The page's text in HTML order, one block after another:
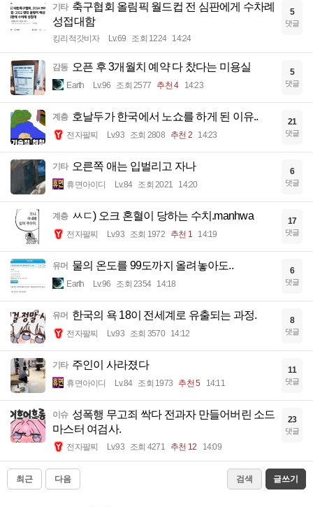
기타 축구협회 올림픽 월드컵 전 심판에게 수차례
성접대함
킹리적갓비자 Lv.69 조회 1224 14:24
5
댓글
감동 오픈 후 3개월치 예약 다 찼다는 미용실
Earth Lv.96 조회 2577 추천 4 14:23
5
댓글
계층 호날두가 한국에서 노쇼를 하게 된 이유..
전자팔찌 Lv.93 조회 2808 추천 2 14:23
21
댓글
기타 오른쪽 애는 입벌리고 자나
휴면아이디 Lv.84 조회 2021 14:20
6
댓글
계층 ㅆㄷ) 오크 혼혈이 당하는 수치.manhwa
전자팔찌 Lv.93 조회 1972 추천 1 14:19
17
댓글
유머 물의 온도를 99도까지 올려놓아도..
Earth Lv.96 조회 2354 14:18
6
댓글
유머 한국의 욕 18이 전세계로 유출되는 과정.
전자팔찌 Lv.93 조회 3570 14:12
8
댓글
기타 주인이 사라졌다
휴면아이디 Lv.84 조회 1973 추천 5 14:11
11
댓글
이슈 성폭행 무고죄 싹다 전과자 만들어버린 소드
마스터 여검사.
전자팔찌 Lv.93 조회 4271 추천 12 14:09
23
댓글
최근 다음 검색 글쓰기